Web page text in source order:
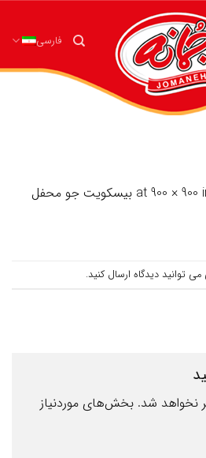
فارسی
900 × 900 بیسکویت جو محفل
توانید دیدگاه ارسال کنید.
نخواهد شد. بخش‌های موردنیاز